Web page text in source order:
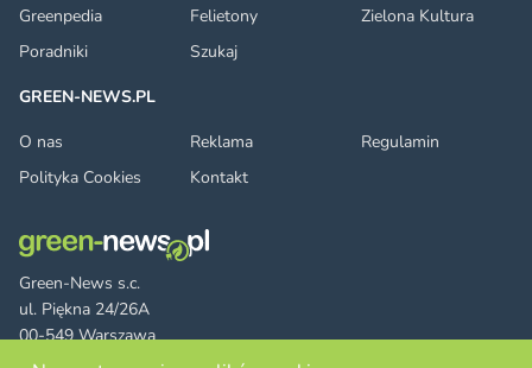
Green-News s.c.
ul. Piękna 24/26A
00-549 Warszawa
Greenpedia
Felietony
Zielona Kultura
Poradniki
Szukaj
GREEN-NEWS.PL
O nas
Reklama
Regulamin
Polityka Cookies
Kontakt